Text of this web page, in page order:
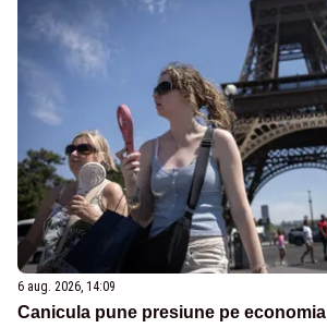
6 aug. 2026, 14:09
Canicula pune presiune pe